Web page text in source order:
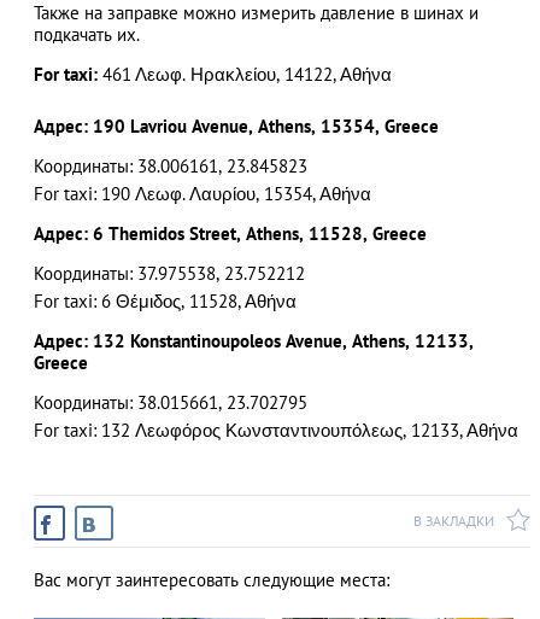
Также на заправке можно измерить давление в шинах и
подкачать их.
For taxi: 461 Λεωφ. Ηρακλείου, 14122, Αθήνα
Адрес: 190 Lavriou Avenue, Athens, 15354, Greece
Координаты: 38.006161, 23.845823
For taxi: 190 Λεωφ. Λαυρίου, 15354, Αθήνα
Адрес: 6 Themidos Street, Athens, 11528, Greece
Координаты: 37.975538, 23.752212
For taxi: 6 Θέμιδος, 11528, Αθήνα
Адрес: 132 Konstantinoupoleos Avenue, Athens, 12133,
Greece
Координаты: 38.015661, 23.702795
For taxi: 132 Λεωφόρος Κωνσταντινουπόλεως, 12133, Αθήνα
В ЗАКЛАДКИ
Вас могут заинтересовать следующие места: